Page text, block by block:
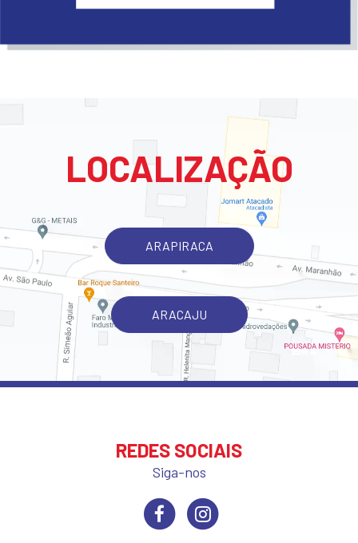
LOCALIZAÇÃO
ARAPIRACA
ARACAJU
REDES SOCIAIS
Siga-nos